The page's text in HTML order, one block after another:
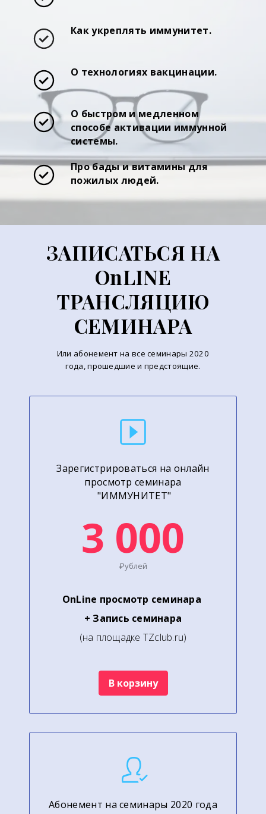
Как укреплять иммунитет.
О технологиях вакцинации.
О быстром и медленном
способе активации иммунной
системы.
Про бады и витамины для
пожилых людей.
ЗАПИСАТЬСЯ НА
OnLINE
ТРАНСЛЯЦИЮ
СЕМИНАРА
Или абонемент на все семинары 2020
года, прошедшие и предстоящие.
Зарегистрироваться на онлайн
просмотр семинара
"ИММУНИТЕТ"
3 000
₽ублей
OnLine просмотр семинара
+ Запись семинара
(на площадке TZclub.ru)
В корзину
Абонемент на семинары 2020 года